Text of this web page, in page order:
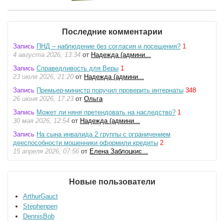
Последние комментарии
Запись ПНД – наблюдение без согласия и посещения? 1
4 августа 2026, 13:34 от Надежда (админи...
Запись Справедливость для Веры 1
23 июля 2026, 21:20 от Надежда (админи...
Запись Премьер-министр поручил проверить интернаты 348
26 июня 2026, 17:23 от Ольга
Запись Может ли няня претендовать на наследство? 1
30 мая 2026, 12:54 от Надежда (админи...
Запись На сына инвалида 2 группы с ограничением
дееспособности мошенники оформили кредиты 2
15 апреля 2026, 07:56 от Елена Заблоцкис...
Новые пользователи
ArthurGauct
Stephenpen
DennisBob